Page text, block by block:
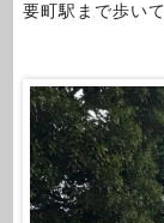
要町駅まで歩い